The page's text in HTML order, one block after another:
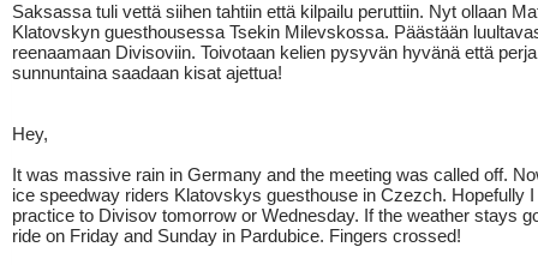
Saksassa tuli vettä siihen tahtiin että kilpailu peruttiin. Nyt ollaan
Klatovskyn guesthousessa Tsekin Milevskossa. Päästään
reenaamaan Divisoviin. Toivotaan kelien pysyvän hyvänä että
sunnuntaina saadaan kisat ajettua!
Hey,
It was massive rain in Germany and the meeting was called off.
ice speedway riders Klatovskys guesthouse in Czezch. Hopefully I
practice to Divisov tomorrow or Wednesday. If the weather stays
ride on Friday and Sunday in Pardubice. Fingers crossed!